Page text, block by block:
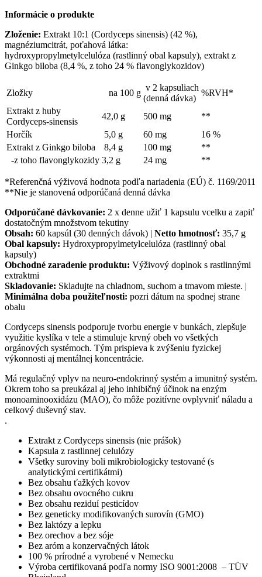
Informácie o produkte
Zloženie: Extrakt 10:1 (Cordyceps sinensis) (42 %),
magnéziumcitrát, poťahová látka:
hydroxypropylmetylcelulóza (rastlinný obal kapsuly), extrakt z
Ginkgo biloba (8,4 %, z toho 24 % flavonglykozidov)
Zložky na 100 g
v 2 kapsuliach
(denná dávka)
%RVH*
Extrakt z huby
Cordyceps-sinensis
42,0 g 500 mg
**
Horčík
5,0 g 60 mg
16 %
Extrakt z Ginkgo biloba
8,4 g 100 mg
**
-z toho flavonglykozidy 3,2 g 24 mg **
*Referenčná výživová hodnota podľa nariadenia (EÚ) č. 1169/2011
**Nie je stanovená odporúčaná denná dávka
Odporúčané dávkovanie: 2 x denne užiť 1 kapsulu vcelku a zapiť
dostatočným množstvom tekutiny
Obsah: 60 kapsúl (30 denných dávok) | Netto hmotnosť: 35,7 g
Obal kapsuly: Hydroxypropylmetylcelulóza (rastlinný obal
kapsuly)
Obchodné zaradenie produktu: Výživový doplnok s rastlinnými
extraktmi
Skladovanie: Skladujte na chladnom, suchom a tmavom mieste. |
Minimálna doba použiteľnosti: pozri dátum na spodnej strane
obalu
Cordyceps sinensis podporuje tvorbu energie v bunkách, zlepšuje
využitie kyslíka v tele a stimuluje krvný obeh vo všetkých
orgánových systémoch. Tým prispieva k zvýšeniu fyzickej
výkonnosti aj mentálnej koncentrácie.
Má regulačný vplyv na neuro-endokrinný systém a imunitný systém.
Okrem toho sa preukázal aj jeho inhibičný účinok na enzým
monoaminooxidázu (MAO), čo môže pozitívne ovplyvniť náladu a
celkový duševný stav.
.
Extrakt z Cordyceps sinensis (nie prášok)
Kapsula z rastlinnej celulózy
Všetky suroviny boli mikrobiologicky testované (s
analytickými certifikátmi)
Bez obsahu ťažkých kovov
Bez obsahu ovocného cukru
Bez obsahu reziduí pesticídov
Bez geneticky modifikovaných surovín (GMO)
Bez laktózy a lepku
Bez orechov a bez sóje
Bez aróm a konzervačných látok
100 % prírodné a vyrobené v Nemecku
Výroba certifikovaná podľa normy ISO 9001:2008 – TÜV